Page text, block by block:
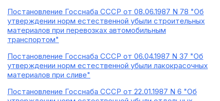
Постановление Госснаба СССР от 08.06.1987 N 78 "Об
утверждении норм естественной убыли строительных
материалов при перевозках автомобильным
транспортом"
Постановление Госснаба СССР от 06.04.1987 N 37 "Об
утверждении норм естественной убыли лакокрасочных
материалов при сливе"
Постановление Госснаба СССР от 22.01.1987 N 6 "Об